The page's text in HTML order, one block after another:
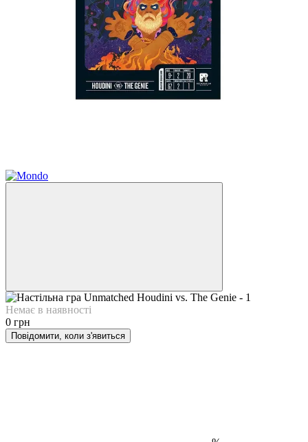
Немає в наявності
0 грн
Повідомити, коли з'явиться